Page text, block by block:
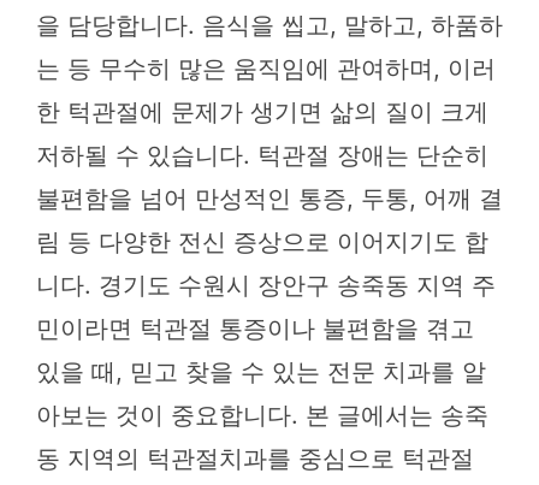
을 담당합니다. 음식을 씹고, 말하고, 하품하
는 등 무수히 많은 움직임에 관여하며, 이러
한 턱관절에 문제가 생기면 삶의 질이 크게
저하될 수 있습니다. 턱관절 장애는 단순히
불편함을 넘어 만성적인 통증, 두통, 어깨 결
림 등 다양한 전신 증상으로 이어지기도 합
니다. 경기도 수원시 장안구 송죽동 지역 주
민이라면 턱관절 통증이나 불편함을 겪고
있을 때, 믿고 찾을 수 있는 전문 치과를 알
아보는 것이 중요합니다. 본 글에서는 송죽
동 지역의 턱관절치과를 중심으로 턱관절